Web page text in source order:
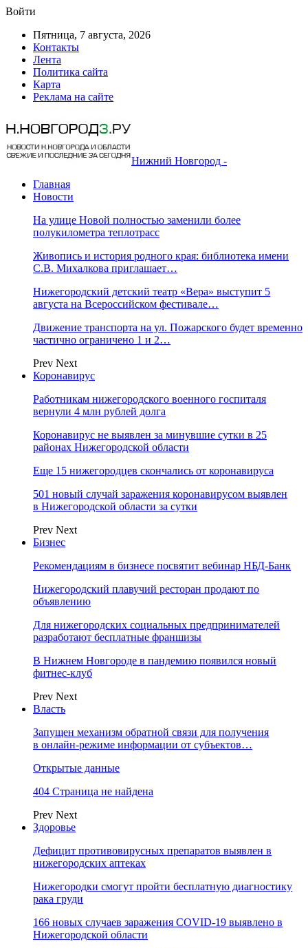
Войти
Пятница, 7 августа, 2026
Контакты
Лента
Политика сайта
Карта
Реклама на сайте
Нижний Новгород -
Главная
Новости
На улице Новой полностью заменили более
полукилометра теплотрасс
Живопись и история родного края: библиотека имени
С.В. Михалкова приглашает…
Нижегородский детский театр «Вера» выступит 5
августа на Всероссийском фестивале…
Движение транспорта на ул. Пожарского будет временно
частично ограничено 1 и 2…
Prev Next
Коронавирус
Работникам нижегородского военного госпиталя
вернули 4 млн рублей долга
Коронавирус не выявлен за минувшие сутки в 25
районах Нижегородской области
Еще 15 нижегородцев скончались от коронавируса
501 новый случай заражения коронавирусом выявлен
в Нижегородской области за сутки
Prev Next
Бизнес
Рекомендациям в бизнесе посвятит вебинар НБД-Банк
Нижегородский плавучий ресторан продают по
объявлению
Для нижегородских социальных предпринимателей
разработают бесплатные франшизы
В Нижнем Новгороде в пандемию появился новый
фитнес-клуб
Prev Next
Власть
Запущен механизм обратной связи для получения
в онлайн-режиме информации от субъектов…
Открытые данные
404 Страница не найдена
Prev Next
Здоровье
Дефицит противовирусных препаратов выявлен в
нижегородских аптеках
Нижегородки смогут пройти бесплатную диагностику
рака груди
166 новых случаев заражения COVID-19 выявлено в
Нижегородской области